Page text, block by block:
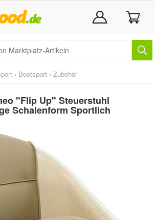
› Bootsport › Zubehör
"Flip Up" Steuerstuhl
Schalenform Sportlich